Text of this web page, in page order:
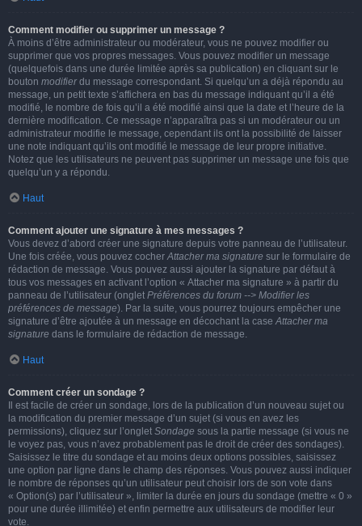
Comment modifier ou supprimer un message ?
À moins d’être administrateur ou modérateur, vous ne pouvez modifier ou
supprimer que vos propres messages. Vous pouvez modifier un message
(quelquefois dans une durée limitée après sa publication) en cliquant sur le
bouton modifierdu message correspondant. Si quelqu’un a déjà répondu au
message, un petit texte s’affichera en bas du message indiquant qu’il a été
modifié, le nombre de fois qu’il a été modifié ainsi que la date et l’heure de la
dernière modification. Ce message n’apparaîtra pas si un modérateur ou un
administrateur modifie le message, cependant ils ont la possibilité de laisser
une note indiquant qu’ils ont modifié le message de leur propre initiative.
Notez que les utilisateurs ne peuvent pas supprimer un message une fois que
quelqu’un y a répondu.
Haut
Comment ajouter une signature à mes messages ?
Vous devez d’abord créer une signature depuis votre panneau de l’utilisateur.
Une fois créée, vous pouvez cocherAttacher ma signature sur le formulaire de
rédaction de message. Vous pouvez aussi ajouter la signature par défaut à
tous vos messages en activant l’option « Attacher ma signature » à partir du
panneau de l’utilisateur (onglet Préférences du forum --> Modifier les
préférences de message). Par la suite, vous pourrez toujours empêcher une
signature d’être ajoutée à un message en décochant la caseAttacher ma
signature dans le formulaire de rédaction de message.
Haut
Comment créer un sondage ?
Il est facile de créer un sondage, lors de la publication d’un nouveau sujet ou
la modification du premier message d’un sujet (si vous en avez les
permissions), cliquez sur l’onglet Sondage sous la partie message (si vous ne
le voyez pas, vous n’avez probablement pas le droit de créer des sondages).
Saisissez le titre du sondage et au moins deux options possibles, saisissez
une option par ligne dans le champ des réponses. Vous pouvez aussi indiquer
le nombre de réponses qu’un utilisateur peut choisir lors de son vote dans
« Option(s) par l’utilisateur », limiter la durée en jours du sondage (mettre « 0 »
pour une durée illimitée) et enfin permettre aux utilisateurs de modifier leur
vote.